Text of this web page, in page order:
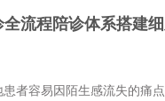
全流程陪诊体系搭建
容易因陌生感流失的痛